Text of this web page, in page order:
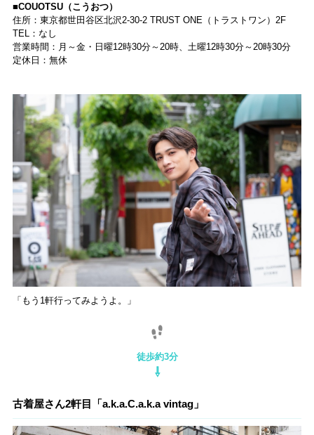
■COUOTSU（こうおつ）
住所：東京都世田谷区北沢2-30-2 TRUST ONE（トラストワン）2F
TEL：なし
営業時間：月～金・日曜12時30分～20時、土曜12時30分～20時30分
定休日：無休
「もう1軒行ってみようよ。」
徒歩約3分
⇩
古着屋さん2軒目「a.k.a.C.a.k.a vintag」